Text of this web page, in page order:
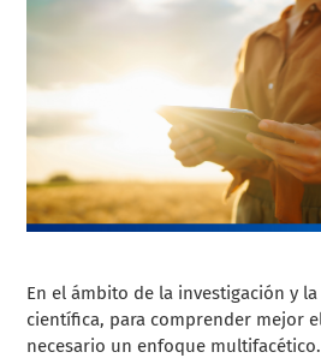
En el ámbito de la investigación y
científica, para comprender mejor
necesario un enfoque